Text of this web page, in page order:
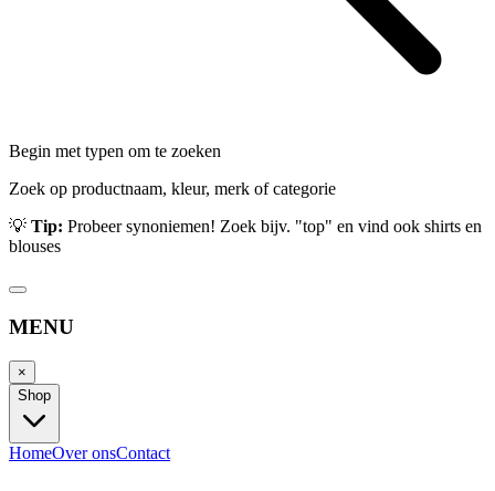
Begin met typen om te zoeken
Zoek op productnaam, kleur, merk of categorie
💡 Tip: Probeer synoniemen! Zoek bijv. "top" en vind ook shirts en
blouses
MENU
×
Shop
HomeOver onsContact